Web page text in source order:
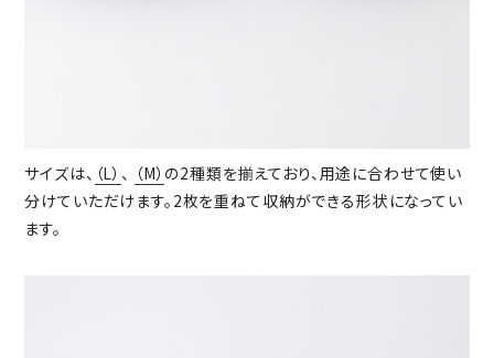
サイズは、 （L） 、 （M） の2種類を揃えており、用途に合わせて使い
分けていただけます。2枚を重ねて収納ができる形状になってい
ます。